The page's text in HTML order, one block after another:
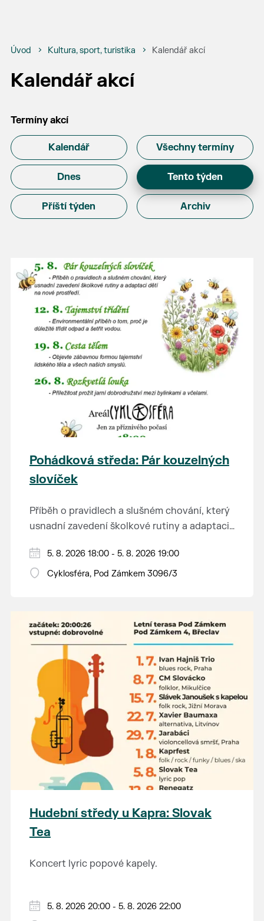
Úvod Kultura, sport, turistika Kalendář akcí
Kalendář akcí
Termíny akcí
Kalendář Všechny termíny
Dnes Tento týden
Příští týden Archiv
Pohádková středa: Pár kouzelných
slovíček
Příběh o pravidlech a slušném chování, který
usnadní zavedení školkové rutiny a adaptaci
Hraje se jen za příznivého počasí.
Vstupné dobrovolné.
5. 8. 2026 18:00 - 5. 8. 2026 19:00
Cyklosféra, Pod Zámkem 3096/3
Hudební středy u Kapra: Slovak
Tea
Koncert lyric popové kapely.
5. 8. 2026 20:00 - 5. 8. 2026 22:00